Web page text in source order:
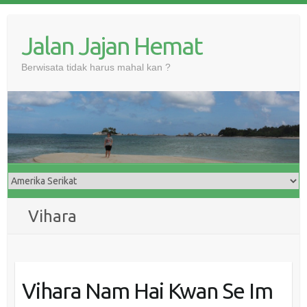
Jalan Jajan Hemat
Berwisata tidak harus mahal kan ?
Vihara
Vihara Nam Hai Kwan Se Im